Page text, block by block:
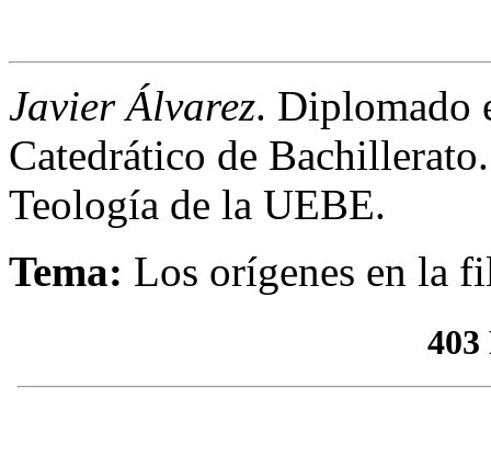
Javier Álvarez. Diplomado
Catedrático de
Teología de la UEBE.
Tema: Los orígenes en la